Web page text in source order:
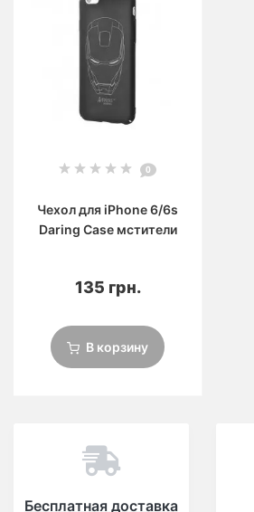
0
Чехол для iPhone 6/6s
Daring Case мстители
135 грн.
В корзину
Бесплатная доставка